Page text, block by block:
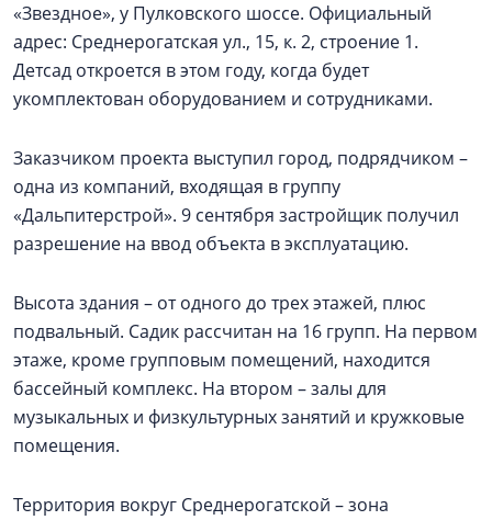
«Звездное», у Пулковского шоссе. Официальный
адрес: Среднерогатская ул., 15, к. 2, строение 1.
Детсад откроется в этом году, когда будет
укомплектован оборудованием и сотрудниками.
Заказчиком проекта выступил город, подрядчиком –
одна из компаний, входящая в группу
«Дальпитерстрой». 9 сентября застройщик получил
разрешение на ввод объекта в эксплуатацию.
Высота здания – от одного до трех этажей, плюс
подвальный. Садик рассчитан на 16 групп. На первом
этаже, кроме групповым помещений, находится
бассейный комплекс. На втором – залы для
музыкальных и физкультурных занятий и кружковые
помещения.
Территория вокруг Среднерогатской – зона